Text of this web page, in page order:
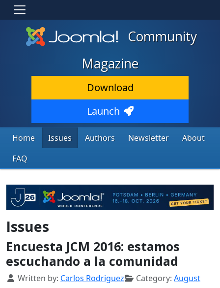
Community
Magazine
Download
Launch
Home Issues Authors Newsletter
About
FAQ
Issues
Encuesta JCM 2016: estamos
escuchando a la comunidad
Details
Written by: Carlos Rodriguez Category: August